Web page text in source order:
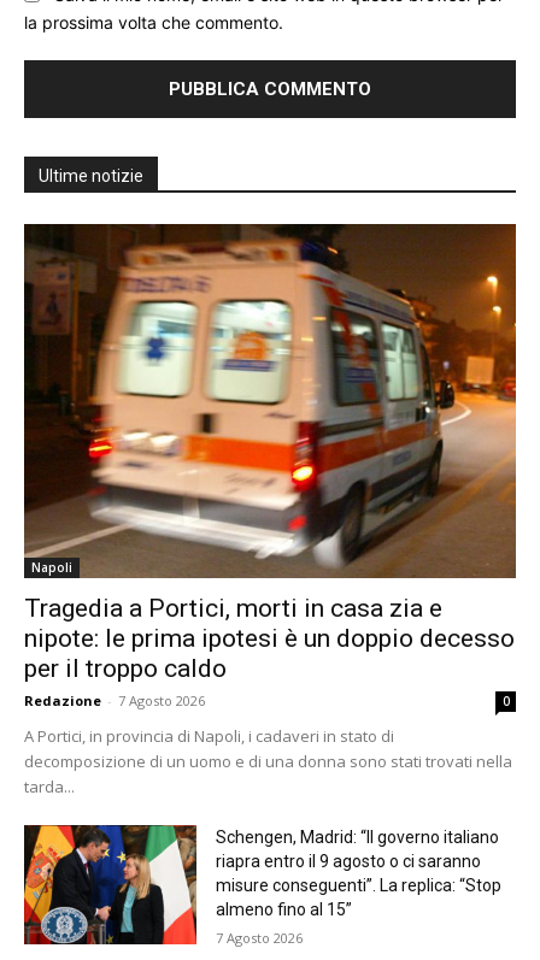
la prossima volta che commento.
Ultime notizie
Napoli
Tragedia a Portici, morti in casa zia e
nipote: le prima ipotesi è un doppio decesso
per il troppo caldo
Redazione - 7 Agosto 2026 0
A Portici, in provincia di Napoli, i cadaveri in stato di
decomposizione di un uomo e di una donna sono stati trovati nella
tarda...
Schengen, Madrid: “Il governo italiano
riapra entro il 9 agosto o ci saranno
misure conseguenti”. La replica: “Stop
almeno fino al 15”
7 Agosto 2026